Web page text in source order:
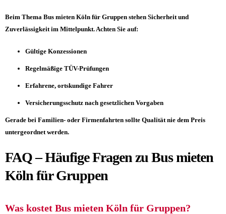
Beim Thema Bus mieten Köln für Gruppen stehen Sicherheit und
Zuverlässigkeit im Mittelpunkt. Achten Sie auf:
Gültige Konzessionen
Regelmäßige TÜV-Prüfungen
Erfahrene, ortskundige Fahrer
Versicherungsschutz nach gesetzlichen Vorgaben
Gerade bei Familien- oder Firmenfahrten sollte Qualität nie dem Preis
untergeordnet werden.
FAQ – Häufige Fragen zu Bus mieten
Köln für Gruppen
Was kostet Bus mieten Köln für Gruppen?